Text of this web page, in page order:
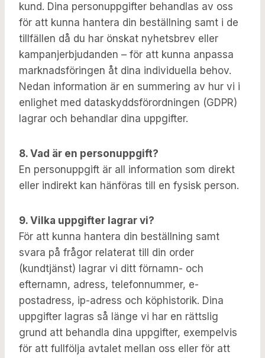
kund. Dina personuppgifter behandlas av oss
för att kunna hantera din beställning samt i de
tillfällen då du har önskat nyhetsbrev eller
kampanjerbjudanden – för att kunna anpassa
marknadsföringen åt dina individuella behov.
Nedan information är en summering av hur vi i
enlighet med dataskyddsförordningen (GDPR)
lagrar och behandlar dina uppgifter.
8. Vad är en personuppgift?
En personuppgift är all information som direkt
eller indirekt kan hänföras till en fysisk person.
9. Vilka uppgifter lagrar vi?
För att kunna hantera din beställning samt
svara på frågor relaterat till din order
(kundtjänst) lagrar vi ditt förnamn- och
efternamn, adress, telefonnummer, e-
postadress, ip-adress och köphistorik. Dina
uppgifter lagras så länge vi har en rättslig
grund att behandla dina uppgifter, exempelvis
för att fullfölja avtalet mellan oss eller för att